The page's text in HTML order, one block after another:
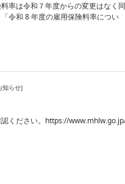
率は令和７年度からの変更はなく同
令和 8 年度の雇用保険料率につい
知らせ]
ください。https://